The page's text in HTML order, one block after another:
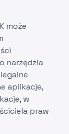
może
narzędzia
aplikacje,
w
praw